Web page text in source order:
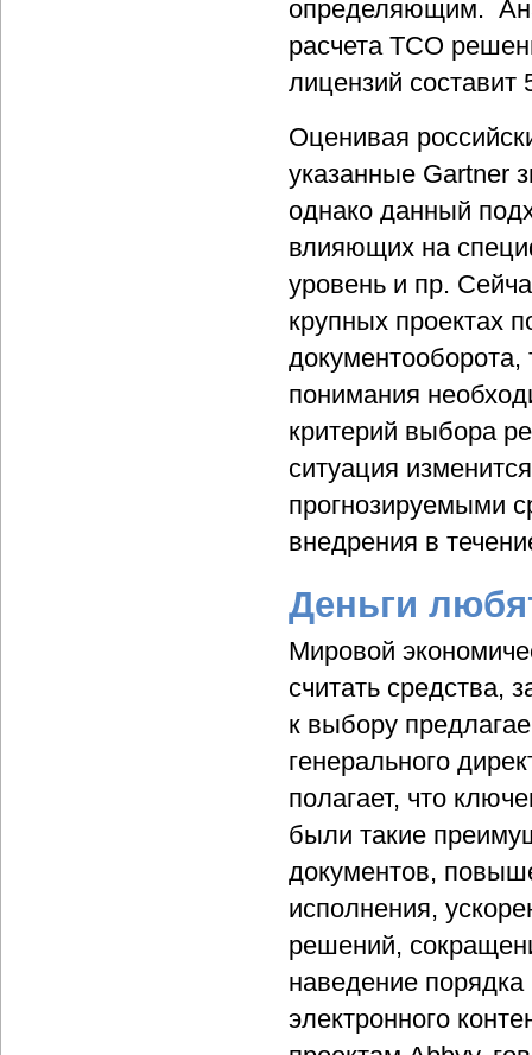
определяющим.
расчета TCO
лицензий
Оценивая
указанные Gartner
однако данный
влияющих на
уровень и пр.
крупных проектах
понимания
критерий выбора
ситуация
прогнозируемыми
внедрения в
Деньги
Мировой
считать средства,
к выбору
генерального
полагает, что
были такие
документов,
исполнения,
решений,
наведение
электронного